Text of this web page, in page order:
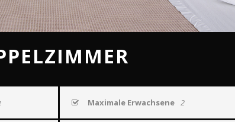
Maximale Erwachsene 2